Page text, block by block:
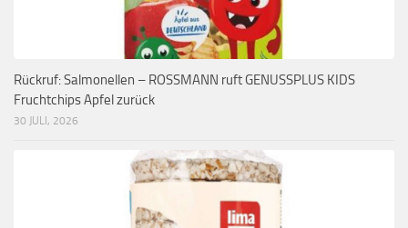
Rückruf: Salmonellen – ROSSMANN ruft GENUSSPLUS KIDS
Fruchtchips Apfel zurück
30 JULI, 2026